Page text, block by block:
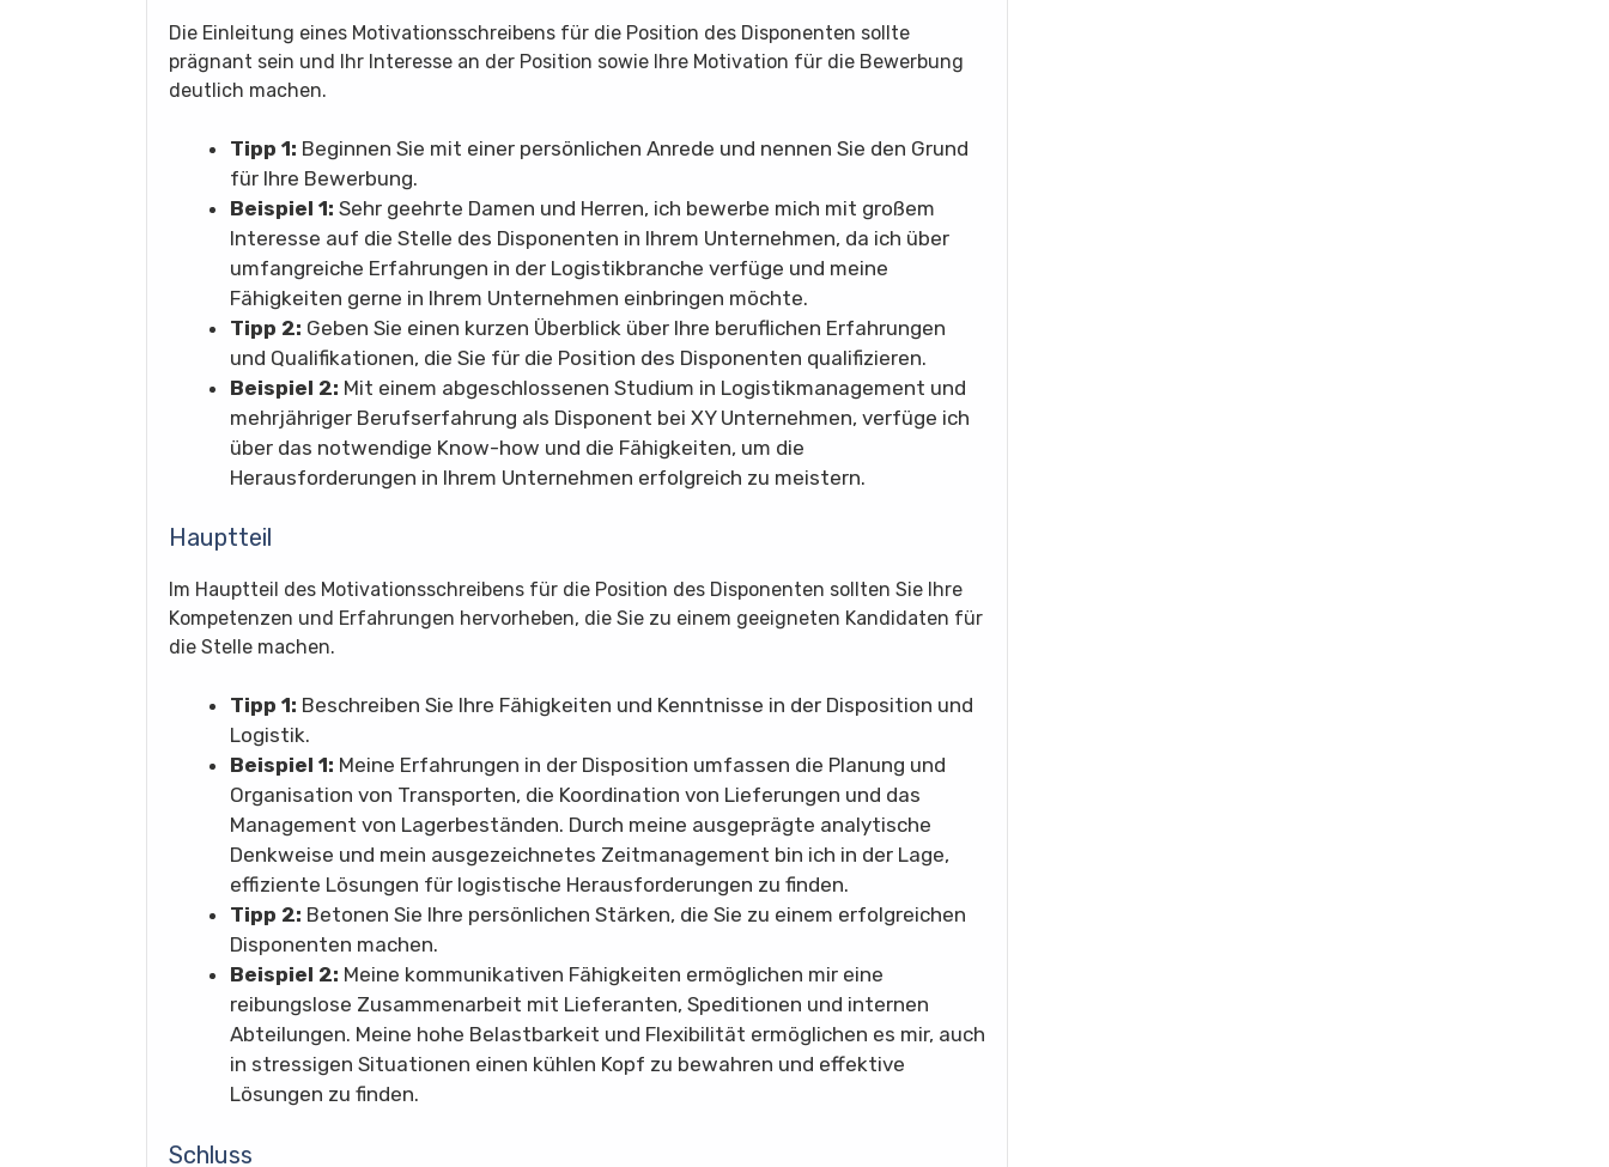
Die Einleitung eines Motivationsschreibens für die Position des Disponenten sollte
prägnant sein und Ihr Interesse an der Position sowie Ihre Motivation für die Bewerbung
deutlich machen.
Tipp 1: Beginnen Sie mit einer persönlichen Anrede und nennen Sie den Grund
für Ihre Bewerbung.
Beispiel 1: Sehr geehrte Damen und Herren, ich bewerbe mich mit großem
Interesse auf die Stelle des Disponenten in Ihrem Unternehmen, da ich über
umfangreiche Erfahrungen in der Logistikbranche verfüge und meine
Fähigkeiten gerne in Ihrem Unternehmen einbringen möchte.
Tipp 2: Geben Sie einen kurzen Überblick über Ihre beruflichen Erfahrungen
und Qualifikationen, die Sie für die Position des Disponenten qualifizieren.
Beispiel 2: Mit einem abgeschlossenen Studium in Logistikmanagement und
mehrjähriger Berufserfahrung als Disponent bei XY Unternehmen, verfüge ich
über das notwendige Know-how und die Fähigkeiten, um die
Herausforderungen in Ihrem Unternehmen erfolgreich zu meistern.
Hauptteil
Im Hauptteil des Motivationsschreibens für die Position des Disponenten sollten Sie Ihre
Kompetenzen und Erfahrungen hervorheben, die Sie zu einem geeigneten Kandidaten für
die Stelle machen.
Tipp 1: Beschreiben Sie Ihre Fähigkeiten und Kenntnisse in der Disposition und
Logistik.
Beispiel 1: Meine Erfahrungen in der Disposition umfassen die Planung und
Organisation von Transporten, die Koordination von Lieferungen und das
Management von Lagerbeständen. Durch meine ausgeprägte analytische
Denkweise und mein ausgezeichnetes Zeitmanagement bin ich in der Lage,
effiziente Lösungen für logistische Herausforderungen zu finden.
Tipp 2: Betonen Sie Ihre persönlichen Stärken, die Sie zu einem erfolgreichen
Disponenten machen.
Beispiel 2: Meine kommunikativen Fähigkeiten ermöglichen mir eine
reibungslose Zusammenarbeit mit Lieferanten, Speditionen und internen
Abteilungen. Meine hohe Belastbarkeit und Flexibilität ermöglichen es mir, auch
in stressigen Situationen einen kühlen Kopf zu bewahren und effektive
Lösungen zu finden.
Schluss